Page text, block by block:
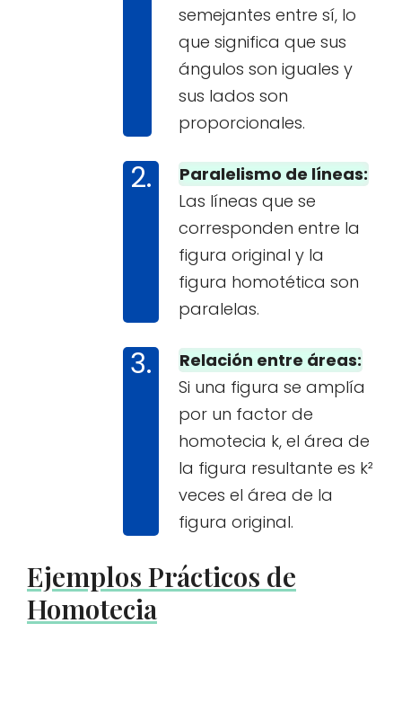
semejantes entre sí, lo
que significa que sus
ángulos son iguales y
sus lados son
proporcionales.
Paralelismo de líneas:
Las líneas que se
corresponden entre la
figura original y la
figura homotética son
paralelas.
Relación entre áreas:
Si una figura se amplía
por un factor de
homotecia k, el área de
la figura resultante es k²
veces el área de la
figura original.
Ejemplos Prácticos de
Homotecia